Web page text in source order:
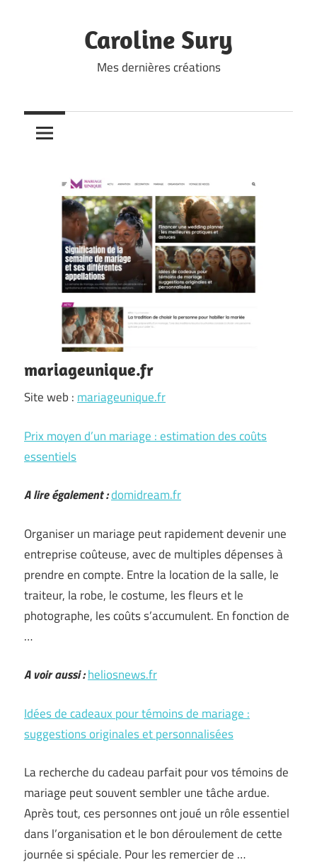
Caroline Sury
Mes dernières créations
mariageunique.fr
Site web : mariageunique.fr
Prix moyen d’un mariage : estimation des coûts
essentiels
A lire également :domidream.fr
Organiser un mariage peut rapidement devenir une
entreprise coûteuse, avec de multiples dépenses à
prendre en compte. Entre la location de la salle, le
traiteur, la robe, le costume, les fleurs et le
photographe, les coûts s’accumulent. En fonction de
…
A voir aussi :heliosnews.fr
Idées de cadeaux pour témoins de mariage :
suggestions originales et personnalisées
La recherche du cadeau parfait pour vos témoins de
mariage peut souvent sembler une tâche ardue.
Après tout, ces personnes ont joué un rôle essentiel
dans l’organisation et le bon déroulement de cette
journée si spéciale. Pour les remercier de …